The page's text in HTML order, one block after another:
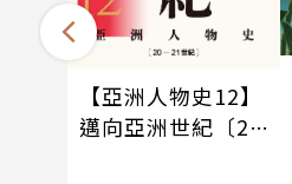
【亞洲人物史12】
邁向亞洲世紀〔20